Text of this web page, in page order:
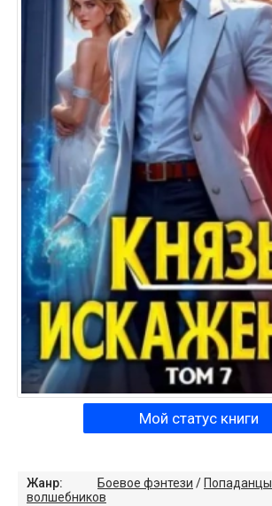
Мой статус книги
Жанр: Боевое фэнтези / Попаданцы
волшебников